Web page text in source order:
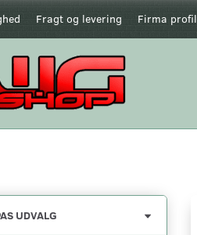
Fragt og levering Firma profil
UDVALG